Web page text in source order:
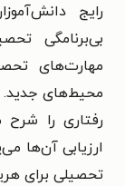
رایج
بی‌برنامگی
مهارت‌های
محیط‌های جدید.
رفتاری را
ارزیابی آن‌ها
تحصیلی برای